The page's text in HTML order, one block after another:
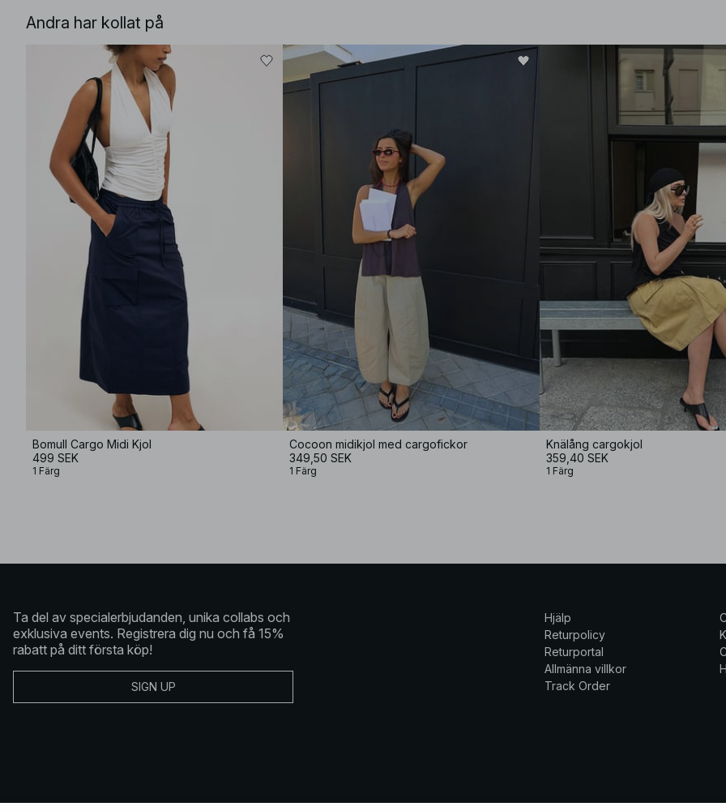
Andra har kollat på
Bomull Cargo Midi Kjol
499 SEK
1 Färg
Cocoon midikjol med cargofickor
349,50 SEK
1 Färg
Knälång cargokjol
359,40 SEK
1 Färg
Ta del av specialerbjudanden, unika collabs och
exklusiva events. Registrera dig nu och få 15%
rabatt på ditt första köp!
SIGN UP
Hjälp
Returpolicy
Returportal
Allmänna villkor
Track Order